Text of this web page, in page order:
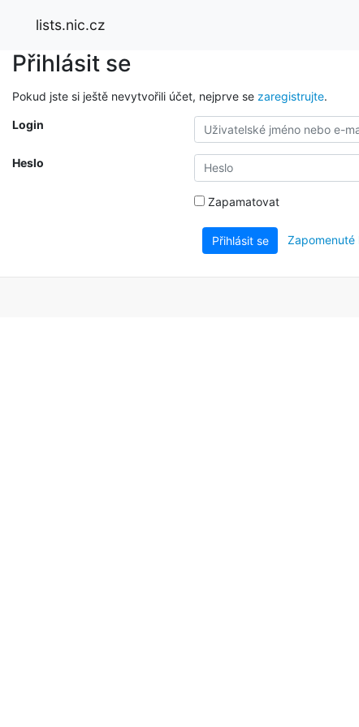
lists.nic.cz
Přihlásit se
Pokud jste si ještě nevytvořili účet, nejprve se zaregistrujte.
Login
Heslo
Zapamatovat
Přihlásit se Zapomenuté